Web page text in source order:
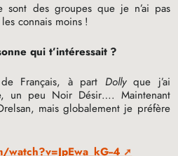
sont des groupes que je n’ai pas
connais moins !
qui t’intéressait ?
Français, à part Dollyque j’ai
un peu Noir Désir…. Maintenant
mais globalement je préfère
4